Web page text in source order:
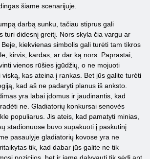
šiame scenarijuje.
darbą sunku, tačiau stiprus gali
turi didesnį greitį. Nors skyla čia vargu ar
kiekvienas simbolis gali turėti tam tikros
kirvis, kardas, ar dar ką nors. Paprastai,
vienos rūšies įgūdžių, o ne mojuoti
kas ateina į rankas. Bet jūs galite turėti
kad aš ne padaryti planus iš anksto.
yra labai įdomus ir jaudinantis, kad
ne. Gladiatorių konkursai senovės
populiarus. Jis ateis, kad pamatyti minias,
stadionuose buvo supakuoti į paskutinį
pasaulyje gladiatorių kovose yra ne
tik, kad dabar jūs galite ne tik